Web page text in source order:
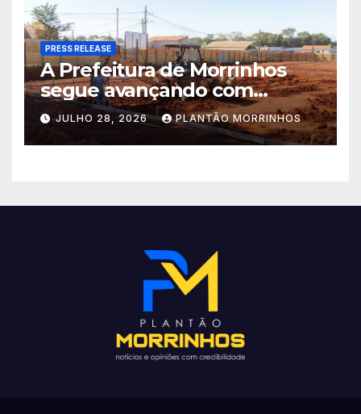
PRESS RELEASE
A Prefeitura de Morrinhos
segue avançando com
importantes investimentos
no Setor Arca de Noé.
JULHO 28, 2026 PLANTÃO MORRINHOS